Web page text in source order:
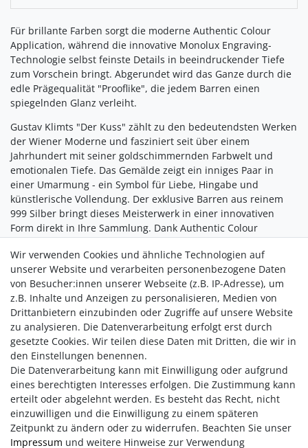
Für brillante Farben sorgt die moderne Authentic Colour
Application, während die innovative Monolux Engraving-
Technologie selbst feinste Details in beeindruckender Tiefe
zum Vorschein bringt. Abgerundet wird das Ganze durch die
edle Prägequalität "Prooflike", die jedem Barren einen
spiegelnden Glanz verleiht.
Gustav Klimts "Der Kuss" zählt zu den bedeutendsten Werken
der Wiener Moderne und fasziniert seit über einem
Jahrhundert mit seiner goldschimmernden Farbwelt und
emotionalen Tiefe. Das Gemälde zeigt ein inniges Paar in
einer Umarmung - ein Symbol für Liebe, Hingabe und
künstlerische Vollendung. Der exklusive Barren aus reinem
999 Silber bringt dieses Meisterwerk in einer innovativen
Form direkt in Ihre Sammlung. Dank Authentic Colour
kommen Farben, Texturen und Strukturen besonders
eindrucksvoll zur Geltung.
Die Kollektion ist streng limitiert auf lediglich 3.000
Exemplare.
Warten Sie nicht länger und verwandeln Sie Ihr Zuhause in
eine Galerie der Meisterwerke!
Wir verwenden Cookies und ähnliche Technologien auf
unserer Website und verarbeiten personenbezogene Daten
von Besucher:innen unserer Webseite (z.B. IP-Adresse), um
z.B. Inhalte und Anzeigen zu personalisieren, Medien von
Drittanbietern einzubinden oder Zugriffe auf unsere Website
zu analysieren. Die Datenverarbeitung erfolgt erst durch
gesetzte Cookies. Wir teilen diese Daten mit Dritten, die wir in
den Einstellungen benennen.
Die Datenverarbeitung kann mit Einwilligung oder aufgrund
eines berechtigten Interesses erfolgen. Die Zustimmung kann
erteilt oder abgelehnt werden. Es besteht das Recht, nicht
einzuwilligen und die Einwilligung zu einem späteren
Zeitpunkt zu ändern oder zu widerrufen. Beachten Sie unser
Impressum und weitere Hinweise zur Verwendung